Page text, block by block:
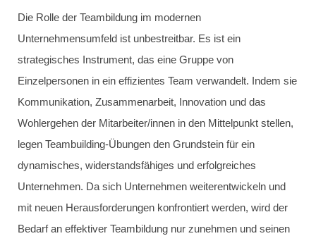
Die Rolle der Teambildung im modernen
Unternehmensumfeld ist unbestreitbar. Es ist ein
strategisches Instrument, das eine Gruppe von
Einzelpersonen in ein effizientes Team verwandelt. Indem sie
Kommunikation, Zusammenarbeit, Innovation und das
Wohlergehen der Mitarbeiter/innen in den Mittelpunkt stellen,
legen Teambuilding-Übungen den Grundstein für ein
dynamisches, widerstandsfähiges und erfolgreiches
Unternehmen. Da sich Unternehmen weiterentwickeln und
mit neuen Herausforderungen konfrontiert werden, wird der
Bedarf an effektiver Teambildung nur zunehmen und seinen